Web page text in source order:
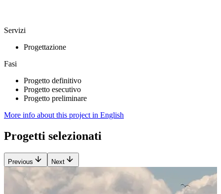
Servizi
Progettazione
Fasi
Progetto definitivo
Progetto esecutivo
Progetto preliminare
More info about this project in English
Progetti selezionati
Previous Next